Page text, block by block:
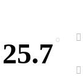
25.7 °